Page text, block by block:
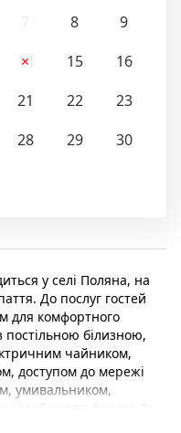
8
9
14 15
16
21 22
23
28 29
30
у селі Поляна, на
До послуг гостей
для комфортного
білизною,
чайником,
доступом до мережі
умивальником,
засобами та феном. За
з домашніми